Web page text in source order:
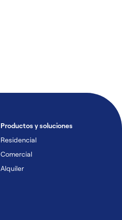
Productos y soluciones
Residencial
Comercial
Alquiler